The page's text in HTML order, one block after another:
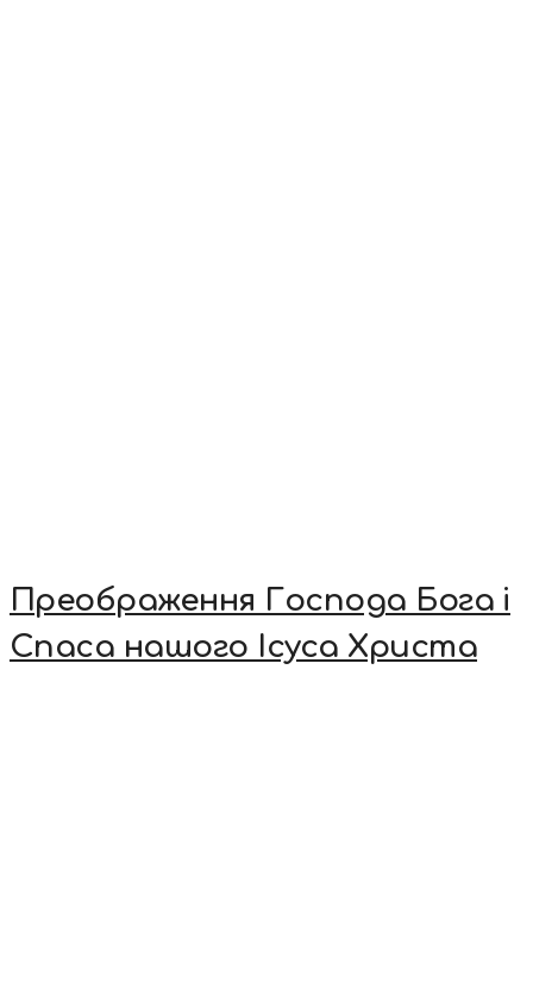
Преображення Господа Бога і
Спаса нашого Ісуса Христа